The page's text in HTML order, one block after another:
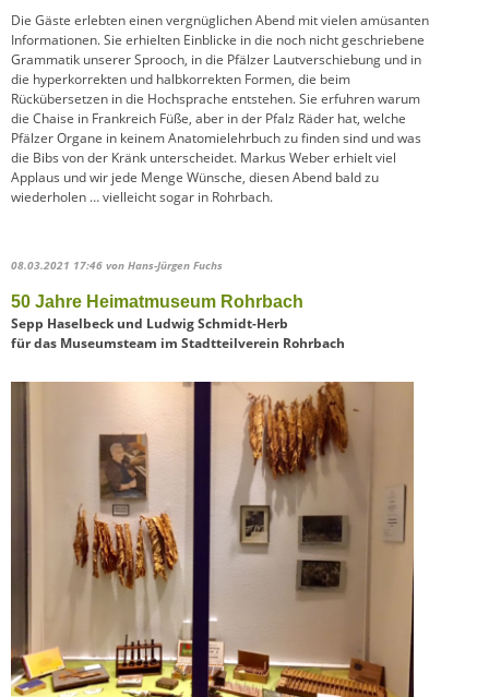
Die Gäste erlebten einen vergnüglichen Abend mit vielen amüsanten
Informationen. Sie erhielten Einblicke in die noch nicht geschriebene
Grammatik unserer Sprooch, in die Pfälzer Lautverschiebung und in
die hyperkorrekten und halbkorrekten Formen, die beim
Rückübersetzen in die Hochsprache entstehen. Sie erfuhren warum
die Chaise in Frankreich Füße, aber in der Pfalz Räder hat, welche
Pfälzer Organe in keinem Anatomielehrbuch zu finden sind und was
die Bibs von der Kränk unterscheidet. Markus Weber erhielt viel
Applaus und wir jede Menge Wünsche, diesen Abend bald zu
wiederholen … vielleicht sogar in Rohrbach.
08.03.2021 17:46 von Hans-Jürgen Fuchs
50 Jahre Heimatmuseum Rohrbach
Sepp Haselbeck und Ludwig Schmidt-Herb
für das Museumsteam im Stadtteilverein Rohrbach